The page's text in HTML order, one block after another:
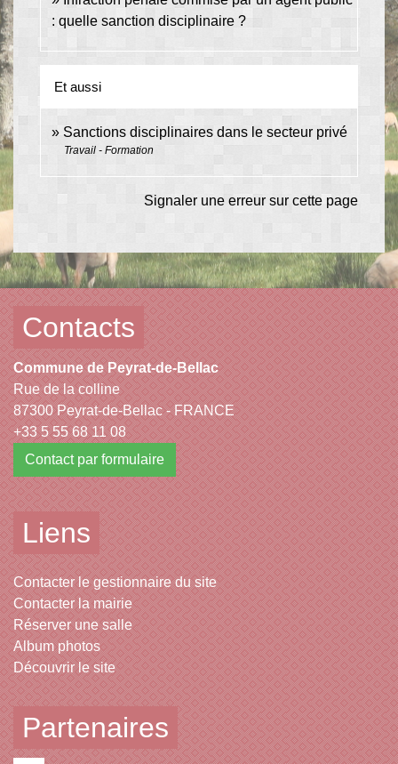
: quelle sanction disciplinaire ?
Et aussi
Sanctions disciplinaires dans le secteur privé
Travail - Formation
Signaler une erreur sur cette page
Contacts
Commune de Peyrat-de-Bellac
Rue de la colline
87300 Peyrat-de-Bellac - FRANCE
+33 5 55 68 11 08
Contact par formulaire
Liens
Contacter le gestionnaire du site
Contacter la mairie
Réserver une salle
Album photos
Découvrir le site
Partenaires